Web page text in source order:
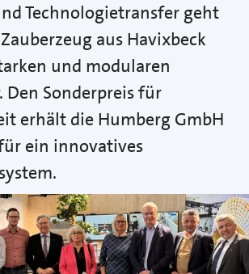
Technologietransfer geht
aus Havixbeck
und modularen
Den Sonderpreis für
erhält die Humberg GmbH
ein innovatives